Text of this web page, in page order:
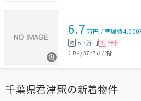
6.7 万円 /管理費4,000
敷 6.7万円 礼 無料
2LDK/57.47㎡ / 2階
千葉県君津駅の新着物件